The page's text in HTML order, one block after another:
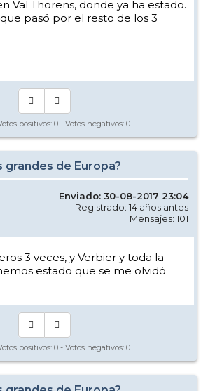
Val Thorens, donde ya ha estado.
pasó por el resto de los 3
positivos: 0 - Votos negativos: 0
grandes de Europa?
Enviado: 30-08-2017 23:04
Registrado: 14 años antes
Mensajes: 101
3 veces, y Verbier y toda la
estado que se me olvidó
positivos: 0 - Votos negativos: 0